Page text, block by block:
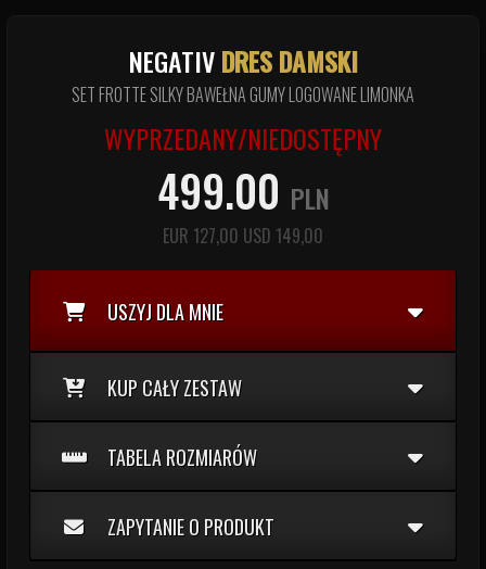
NEGATIVDRES DAMSKI
SET FROTTE SILKY BAWEŁNA GUMY LOGOWANE LIMONKA
WYPRZEDANY/NIEDOSTĘPNY
499.00 PLN
EUR 127,00 USD 149,00
USZYJ DLA MNIE
KUP CAŁY ZESTAW
TABELA ROZMIARÓW
ZAPYTANIE O PRODUKT